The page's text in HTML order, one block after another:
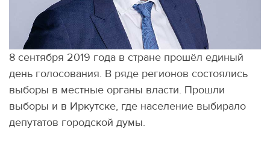
8 сентября 2019 года в стране прошёл единый
день голосования. В ряде регионов состоялись
выборы в местные органы власти. Прошли
выборы и в Иркутске, где население выбирало
депутатов городской думы.